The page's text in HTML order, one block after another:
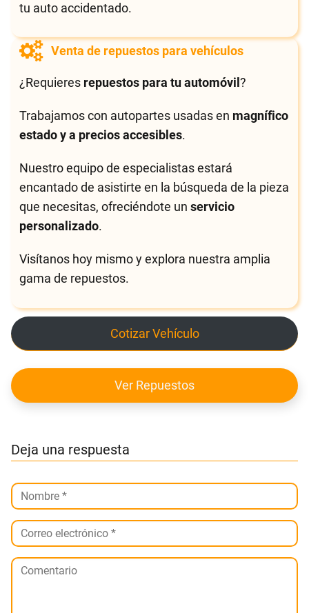
tu auto accidentado.
Venta de repuestos para vehículos
¿Requieres repuestos para tu automóvil?
Trabajamos con autopartes usadas en magnífico
estado y a precios accesibles.
Nuestro equipo de especialistas estará
encantado de asistirte en la búsqueda de la pieza
que necesitas, ofreciéndote unservicio
personalizado.
Visítanos hoy mismo y explora nuestra amplia
gama de repuestos.
Cotizar Vehículo
Ver Repuestos
Deja una respuesta